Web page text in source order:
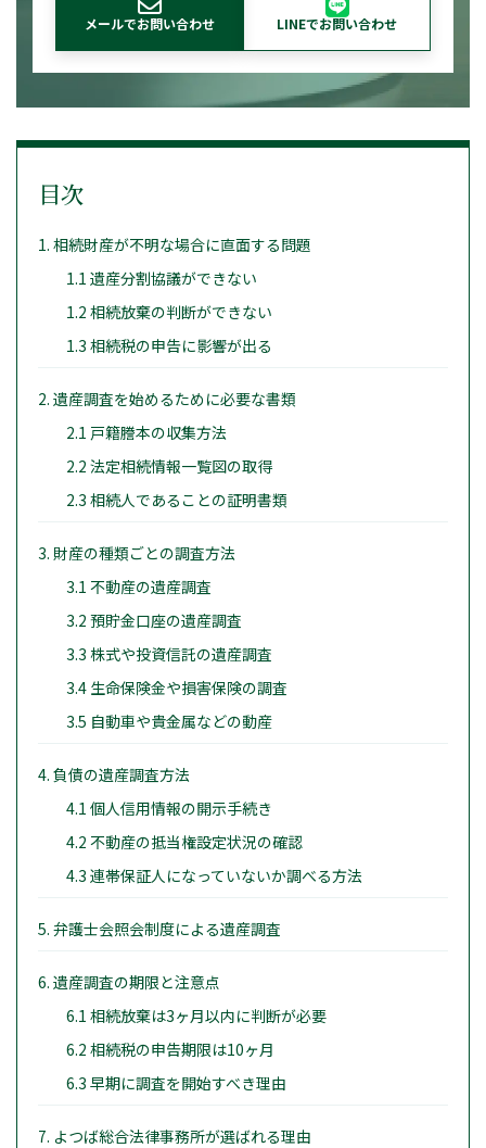
メールでお問い合わせ LINEでお問い合わせ
目次
1. 相続財産が不明な場合に直面する問題
1.1 遺産分割協議ができない
1.2 相続放棄の判断ができない
1.3 相続税の申告に影響が出る
2. 遺産調査を始めるために必要な書類
2.1 戸籍謄本の収集方法
2.2 法定相続情報一覧図の取得
2.3 相続人であることの証明書類
3. 財産の種類ごとの調査方法
3.1 不動産の遺産調査
3.2 預貯金口座の遺産調査
3.3 株式や投資信託の遺産調査
3.4 生命保険金や損害保険の調査
3.5 自動車や貴金属などの動産
4. 負債の遺産調査方法
4.1 個人信用情報の開示手続き
4.2 不動産の抵当権設定状況の確認
4.3 連帯保証人になっていないか調べる方法
5. 弁護士会照会制度による遺産調査
6. 遺産調査の期限と注意点
6.1 相続放棄は3ヶ月以内に判断が必要
6.2 相続税の申告期限は10ヶ月
6.3 早期に調査を開始すべき理由
7. よつば総合法律事務所が選ばれる理由